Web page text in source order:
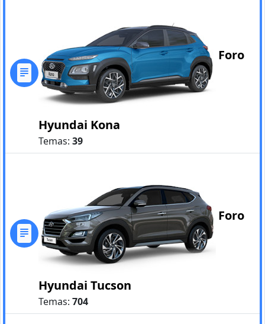
Foro
Hyundai Kona
Temas: 39
Foro
Hyundai Tucson
Temas: 704